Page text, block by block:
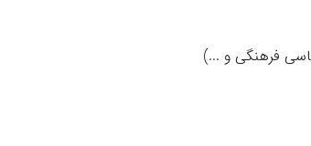
فرهنگی و ...)